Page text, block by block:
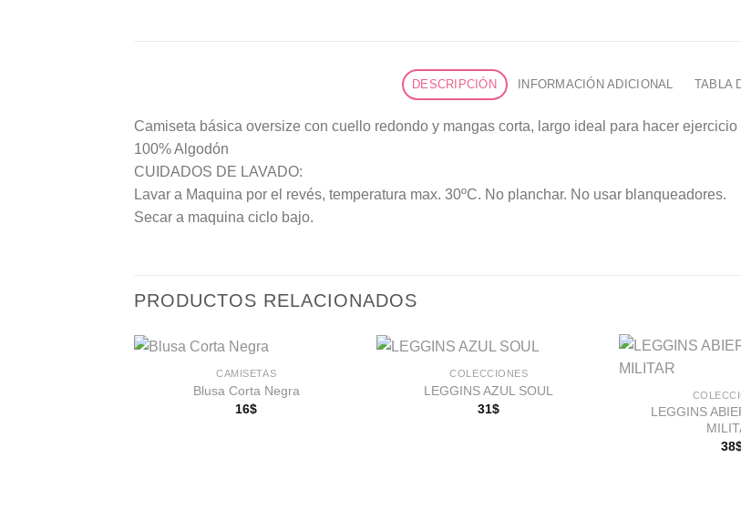
DESCRIPCIÓN INFORMACIÓN ADICIONAL TABLA
Camiseta básica oversize con cuello redondo y mangas corta, largo ideal para hacer
100% Algodón
CUIDADOS DE LAVADO:
Lavar a Maquina por el revés, temperatura max. 30ºC. No planchar. No usar blanqueadores.
Secar a maquina ciclo bajo.
PRODUCTOS RELACIONADOS
CAMISETAS
Blusa Corta Negra
16$
COLECCIONES
LEGGINS AZUL SOUL
31$
LEGGINS
38